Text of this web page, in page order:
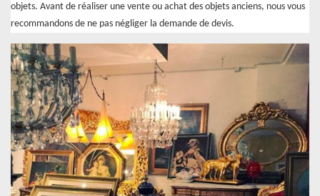
objets. Avant de réaliser une vente ou achat des objets anciens, nous vous
recommandons de ne pas négliger la demande de devis.